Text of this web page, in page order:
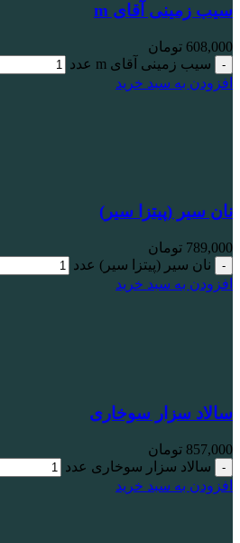
سیب زمینی آقای m
608,000 تومان
سیب زمینی آقای m عدد
افزودن به سبد خرید
نان سیر (پیتزا سیر)
789,000 تومان
نان سیر (پیتزا سیر) عدد
افزودن به سبد خرید
سالاد سزار سوخاری
857,000 تومان
سالاد سزار سوخاری عدد
افزودن به سبد خرید